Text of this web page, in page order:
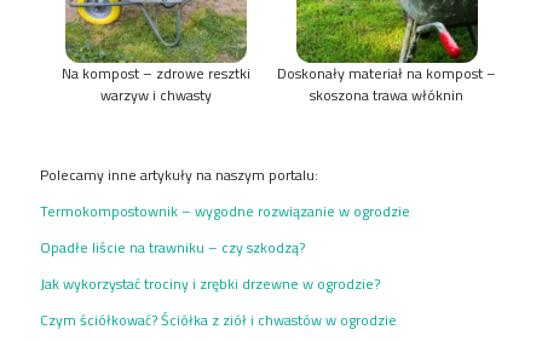
Na kompost – zdrowe resztki
warzyw i chwasty
Doskonały materiał na kompost –
skoszona trawa włóknin
Polecamy inne artykuły na naszym portalu:
Termokompostownik – wygodne rozwiązanie w ogrodzie
Opadłe liście na trawniku – czy szkodzą?
Jak wykorzystać trociny i zrębki drzewne w ogrodzie?
Czym ściółkować? Ściółka z ziół i chwastów w ogrodzie